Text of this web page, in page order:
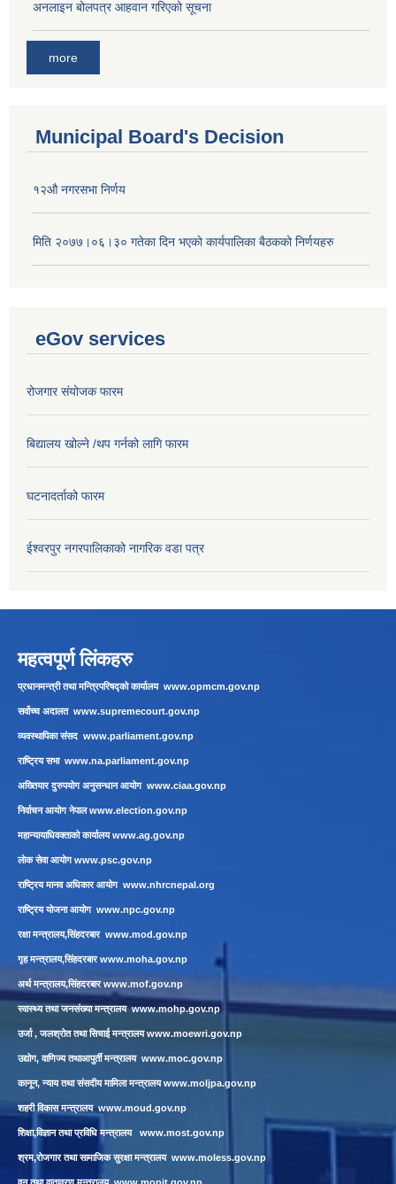
अनलाइन बोलपत्र आहवान गरिएको सूचना
more
Municipal Board's Decision
१२औ नगरसभा निर्णय
मिति २०७७।०६।३० गतेका दिन भएकाे कार्यपालिका बैठकको निर्णयहरु
eGov services
रोजगार संयोजक फारम
बिद्यालय खोल्ने /थप गर्नको लागि फारम
घटनादर्ताको फारम
ईश्वरपुर नगरपालिकाको नागरिक वडा पत्र
महत्वपूर्ण लिंकहरु
प्रधानमन्त्री तथा मन्त्रिपरिषद्को कार्यालय www.opmcm.gov.np
सर्वोच्च अदालत www.supremecourt.gov.np
व्यवस्थापिका संसद www.parliament.gov.np
राष्ट्रिय सभा www.na.parliament.gov.np
अख्तियार दुरुपयोग अनुसन्धान आयोग www.ciaa.gov.np
निर्वाचन आयोग नेपालwww.election.gov.np
महान्यायाधिवक्ताको कार्यालयwww.ag.gov.np
लाेक सेवा आयाेगwww.psc.gov.np
राष्ट्रिय मानव अधिकार आयोग www.nhrcnepal.org
राष्ट्रिय योजना आयोग www.npc.gov.np
रक्षा मन्त्रालय,सिंहदरबार www.mod.gov.np
गृह मन्त्रालय,सिंहदरबारwww.moha.gov.np
अर्थ मन्त्रालय,सिंहदरबारwww.mof.gov.np
स्वास्थ्य तथा जनसंख्या मन्त्रालयwww.mohp.gov.np
उर्जा , जलश्रोत तथा सिचाई मन्त्रालयwww.moewri.gov.np
उद्योग, वाणिज्य तथाआपुर्ती मन्त्रालय www.moc.gov.np
कानून, न्याय तथा संसदीय मामिला मन्त्रालयwww.moljpa.gov.np
शहरी विकास मन्त्रालयwww.moud.gov.np
शिक्षा,विज्ञान तथा प्रविधि मन्त्रालय www.most.gov.np
श्रम,रोजगार तथा सामाजिक सुरक्षा मन्त्रालय www.moless.gov.np